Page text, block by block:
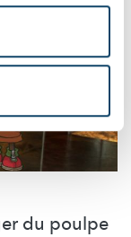
du poulpe